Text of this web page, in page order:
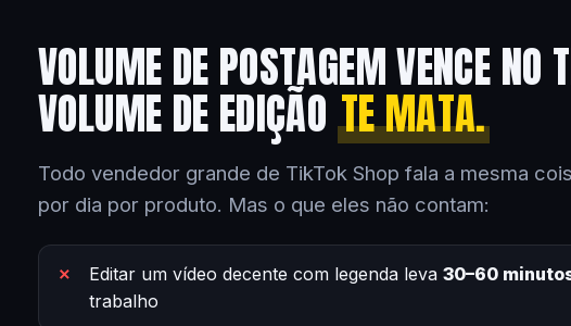
VOLUME DE POSTAGEM VENCE NO
VOLUME DE EDIÇÃO TE MATA.
Todo vendedor grande de TikTok Shop fala a mesma
por dia por produto. Mas o que eles não contam:
Editar um vídeo decente com legenda leva 30–60
trabalho